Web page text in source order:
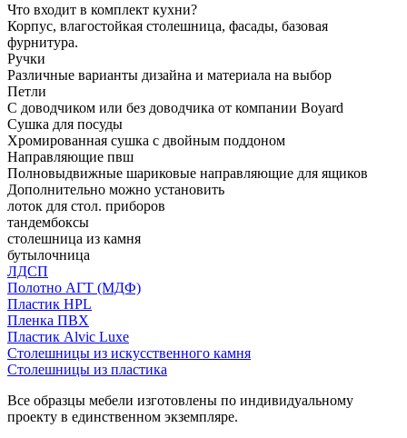
Что входит в комплект кухни?
Корпус, влагостойкая столешница, фасады, базовая
фурнитура.
Ручки
Различные варианты дизайна и материала на выбор
Петли
С доводчиком или без доводчика от компании Boyard
Сушка для посуды
Хромированная сушка с двойным поддоном
Направляющие пвш
Полновыдвижные шариковые направляющие для ящиков
Дополнительно можно установить
лоток для стол. приборов
тандембоксы
столешница из камня
бутылочница
ЛДСП
Полотно АГТ (МДФ)
Пластик HPL
Пленка ПВХ
Пластик Alvic Luxe
Столешницы из искусственного камня
Столешницы из пластика
Все образцы мебели изготовлены по индивидуальному
проекту в единственном экземпляре.